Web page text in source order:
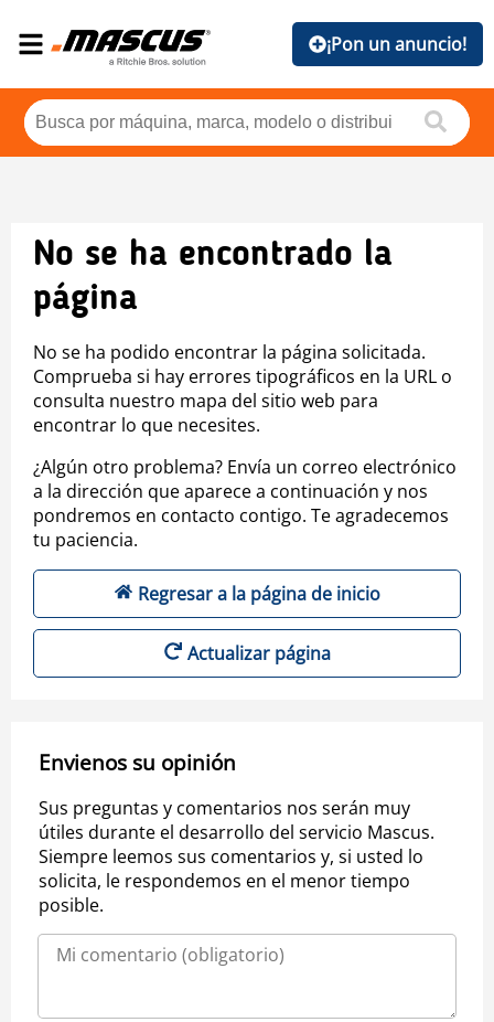
¡Pon un anuncio!
No se ha encontrado la
página
No se ha podido encontrar la página solicitada.
Comprueba si hay errores tipográficos en la URL o
consulta nuestro mapa del sitio web para
encontrar lo que necesites.
¿Algún otro problema? Envía un correo electrónico
a la dirección que aparece a continuación y nos
pondremos en contacto contigo. Te agradecemos
tu paciencia.
Regresar a la página de inicio
Actualizar página
Envienos su opinión
Sus preguntas y comentarios nos serán muy
útiles durante el desarrollo del servicio Mascus.
Siempre leemos sus comentarios y, si usted lo
solicita, le respondemos en el menor tiempo
posible.